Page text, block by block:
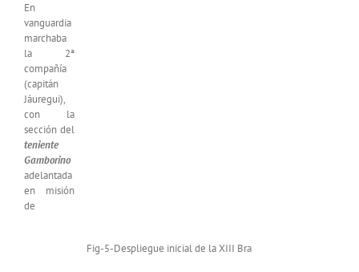
Fig-5-Despliegue inicial de la XIII Bra
En
vanguardia
marchaba
la 2ª
compañía
(capitán
Jáuregui),
con la
sección del
teniente
Gamborino
adelantada
en misión
de